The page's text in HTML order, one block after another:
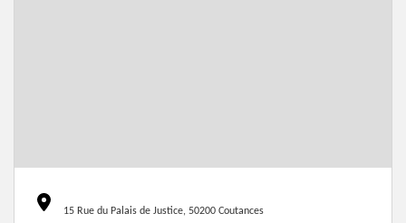
15 Rue du Palais de Justice, 50200 Coutances